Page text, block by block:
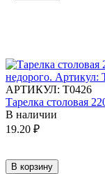
АРТИКУЛ: Т0426
Тарелка столовая
В наличии
19.20 ₽
В корзину